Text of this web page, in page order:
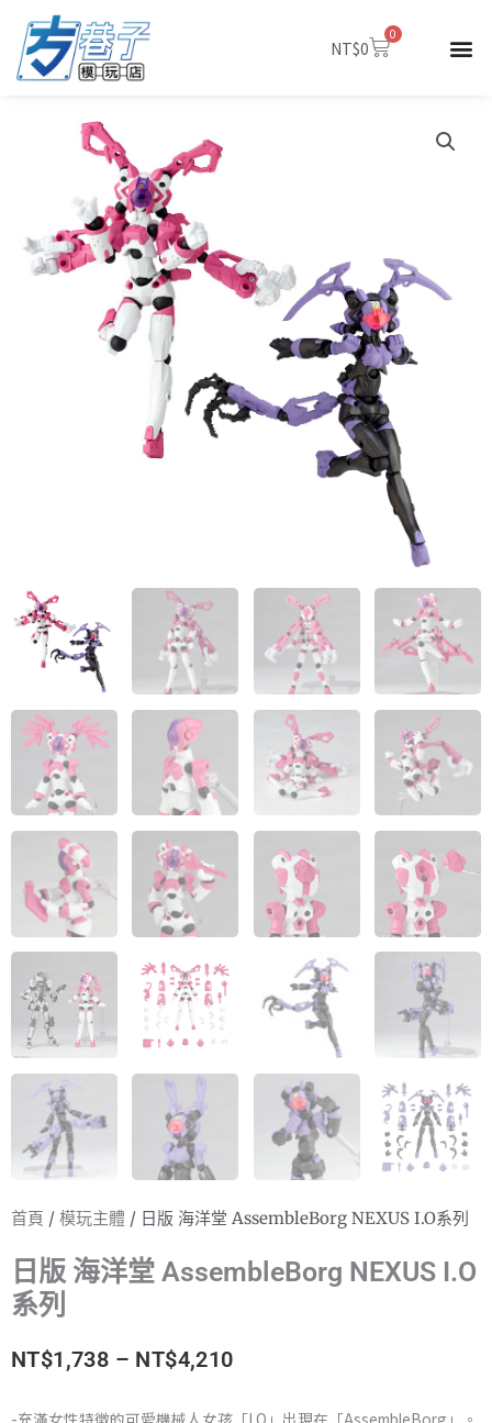
NT$0
0
購
首頁 / 模玩主體 / 日版 海洋堂 AssembleBorg NEXUS I.O系列
日版 海洋堂 AssembleBorg NEXUS I.O
系列
NT$1,738 – NT$4,210價